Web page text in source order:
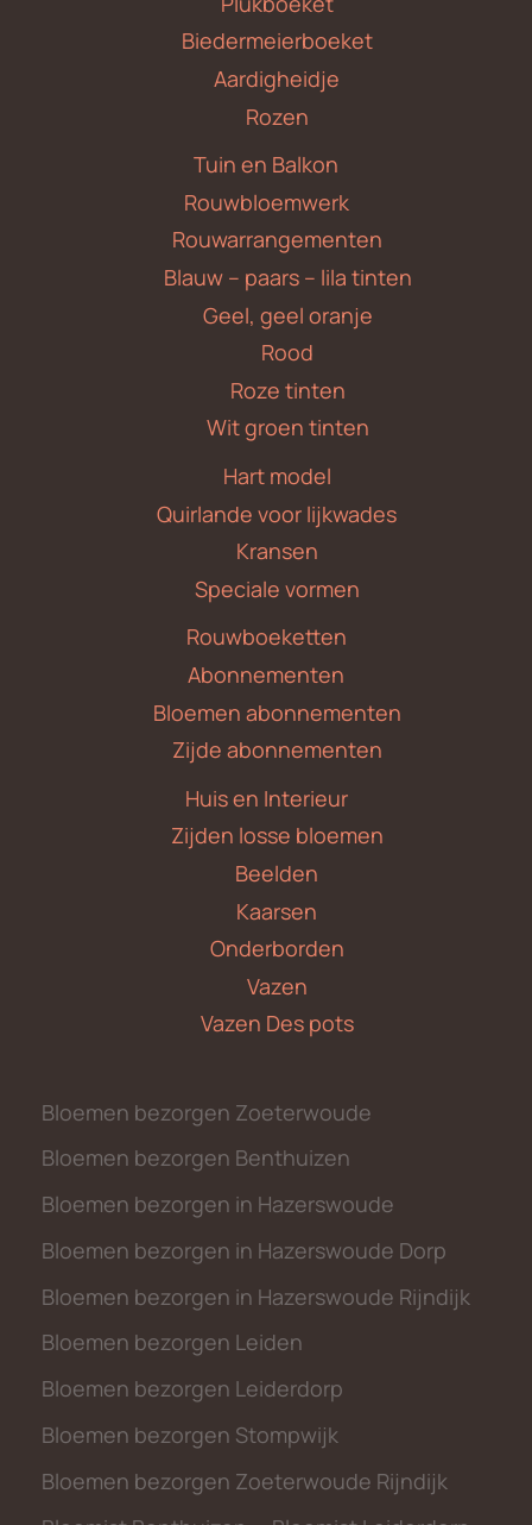
Biedermeierboeket
Aardigheidje
Rozen
Tuin en Balkon
Rouwbloemwerk
Rouwarrangementen
Blauw – paars – lila tinten
Geel, geel oranje
Rood
Roze tinten
Wit groen tinten
Hart model
Quirlande voor lijkwades
Kransen
Speciale vormen
Rouwboeketten
Abonnementen
Bloemen abonnementen
Zijde abonnementen
Huis en Interieur
Zijden losse bloemen
Beelden
Kaarsen
Onderborden
Vazen
Vazen Des pots
Bloemen bezorgen Zoeterwoude
Bloemen bezorgen Benthuizen
Bloemen bezorgen in Hazerswoude
Bloemen bezorgen in Hazerswoude Dorp
Bloemen bezorgen in Hazerswoude Rijndijk
Bloemen bezorgen Leiden
Bloemen bezorgen Leiderdorp
Bloemen bezorgen Stompwijk
Bloemen bezorgen Zoeterwoude Rijndijk